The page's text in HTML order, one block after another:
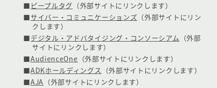
■ ピープルタグ （外部サイトにリンクします）
■サイバー・コミュニケーションズ （外部サイトにリン
クします）
■デジタル・アドバタイジング・コンソーシアム （外部
サイトにリンクします）
■AudienceOne （外部サイトにリンクします）
■ADKホールディングス （外部サイトにリンクします）
■AJA （外部サイトにリンクします）